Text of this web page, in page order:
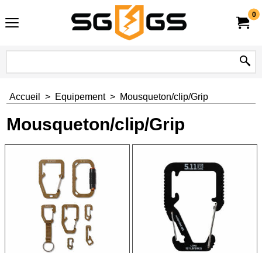
0
Accueil > Equipement> Mousqueton/clip/Grip
Mousqueton/clip/Grip